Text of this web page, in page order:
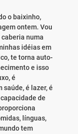
o baixinho,
ontem. Vou
numa
idéias em
te torna auto-
e isso
é
é lazer, é
de
línguas,
tem